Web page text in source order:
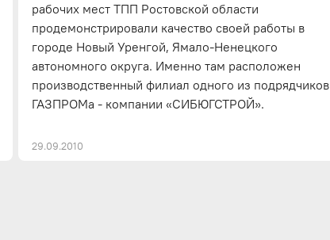
рабочих мест ТПП Ростовской области
продемонстрировали качество своей работы в
городе Новый Уренгой, Ямало-Ненецкого
автономного округа. Именно там расположен
производственный филиал одного из подрядчиков
ГАЗПРОМа - компании «СИБЮГСТРОЙ».
29.09.2010